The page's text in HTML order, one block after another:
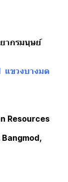
ากรมนุษย์
แขวงบางมด
Resources
Bangmod,